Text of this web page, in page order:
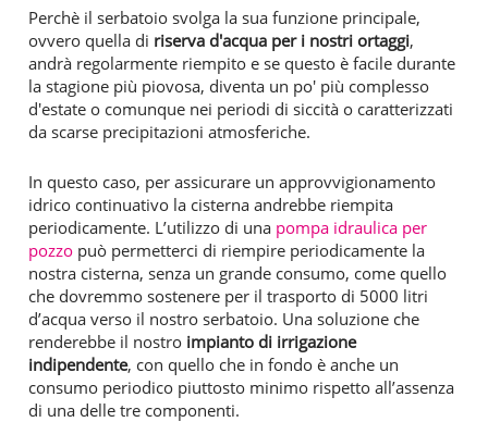
Perchè il serbatoio svolga la sua funzione principale,
ovvero quella di riserva d'acqua per i nostri ortaggi,
andrà regolarmente riempito e se questo è facile durante
la stagione più piovosa, diventa un po' più complesso
d'estate o comunque nei periodi di siccità o caratterizzati
da scarse precipitazioni atmosferiche.
In questo caso, per assicurare un approvvigionamento
idrico continuativo la cisterna andrebbe riempita
periodicamente. L’utilizzo di una pompa idraulica per
pozzo può permetterci di riempire periodicamente la
nostra cisterna, senza un grande consumo, come quello
che dovremmo sostenere per il trasporto di 5000 litri
d’acqua verso il nostro serbatoio. Una soluzione che
renderebbe il nostro impianto di irrigazione
indipendente, con quello che in fondo è anche un
consumo periodico piuttosto minimo rispetto all’assenza
di una delle tre componenti.